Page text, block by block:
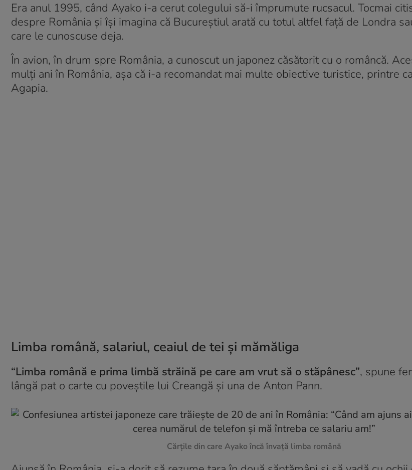
Era anul 1995, când Ayako i-a cerut colegului să-i împrumute rucsacul. Tocmai
despre România și își imagina că Bucureștiul arată cu totul altfel față de Londra
care le cunoscuse deja.
În avion, în drum spre România, a cunoscut un japonez căsătorit cu o româncă.
mulți ani în România, așa că i-a recomandat mai multe obiective turistice, printre
Agapia.
Limba română, salariul, ceaiul de tei și mămăliga
“Limba română e prima limbă străină pe care am vrut să o stăpânesc”, spune
lângă pat o carte cu poveștile lui Creangă și una de Anton Pann.
Cărțile din care Ayako încă învață limba română